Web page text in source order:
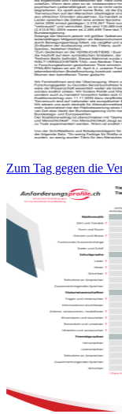
Zum Tag gegen die